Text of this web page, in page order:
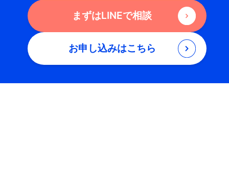
まずはLINEで相談
お申し込みはこちら